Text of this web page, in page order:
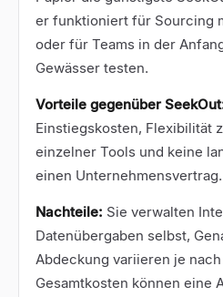
er funktioniert für Sourcing
oder für Teams in der
Gewässer testen.
Vorteile gegenüber
Einstiegskosten, Flexibilität
einzelner Tools und keine
einen Unternehmensvertrag.
Nachteile: Sie verwalten
Datenübergaben selbst,
Abdeckung variieren je
Gesamtkosten können eine